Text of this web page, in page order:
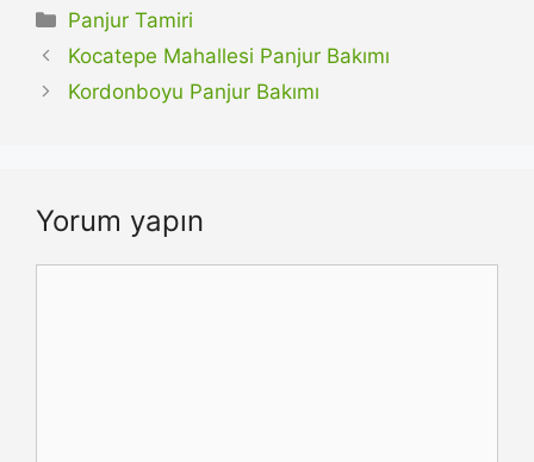
Kategoriler
Panjur Tamiri
Kocatepe Mahallesi Panjur Bakımı
Kordonboyu Panjur Bakımı
Yorum yapın